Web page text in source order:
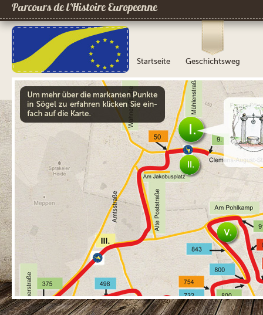
Parcours de l´Histoire Europeenne
Startseite Geschichtsweg